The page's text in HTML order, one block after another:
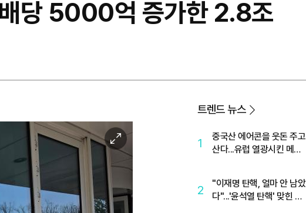
당 5000억 증가한 2.8조
이
미
지
확
대
트렌드 뉴스
1
중국산 에어콘을 웃돈 주고
산다...유럽 열광시킨 메이
2
"이재명 탄핵, 얼마 안 남았
다"...'윤석열 탄핵' 맞힌 무